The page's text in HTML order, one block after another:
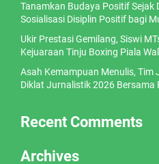
Tanamkan Budaya Positif Sejak
Sosialisasi Disiplin Positif bagi
Ukir Prestasi Gemilang, Siswi
Kejuaraan Tinju Boxing Piala
Asah Kemampuan Menulis,
Diklat Jurnalistik 2026 Bersama
Recent Comments
Archives